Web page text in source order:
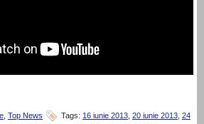
Top News Tags: 16 iunie 2013 20 iunie 2013 24